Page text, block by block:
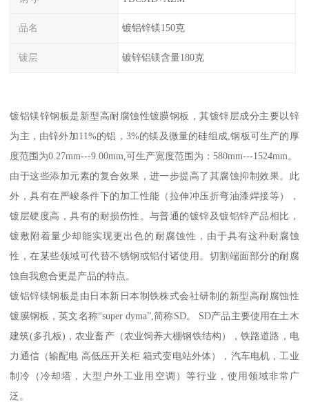
品名 镀铝锌镁150克
镀层 镀锌铝镁含量180克
镀铝镁锌钢板是新型高耐腐蚀性镀膜钢板，其镀锌层成分主要以锌
为主，由锌外加11%的铝，3%的镁及微量的硅组成,钢板可生产的厚
度范围为0.27mm---9.00mm,可生产宽度范围为：580mm---1524mm。
由于这些添加元素的复合效果，进一步提高了其腐蚀抑制效果。此
外，具有在严峻条件下的加工性能（拉伸冲压折弯油漆焊接等），
镀层硬度高，具有的耐损伤性。与普通的镀锌及镀铝锌产品相比，
镀敷附着量少却能实现更出色的耐腐蚀性，由于具有这种耐腐蚀
性，在某些领域可代替不锈钢或铝付诸使用。切割端面部分的耐腐
蚀自我愈合更是产品的特点。
镀铝锌镁钢板是由日本新日本制铁株式会社研制的新型高耐腐蚀性
镀膜钢板，英文名称“super dyma”,简称SD。 SD产品主要使用在土木
建筑(多孔板)，农业畜产（农业饲养大棚钢铁结构），铁路道路，电
力通信（输配电 高低压开关柜 箱式变电站外体），汽车电机，工业
制冷（冷却塔，大型户外工业用空调）等行业，使用领域非常广
泛。